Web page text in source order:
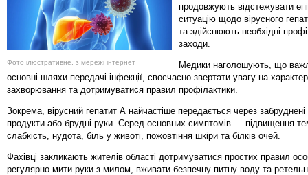
Фото ілюстративне, з мережі інтернет
продовжують відстежувати
ситуацію щодо вірусного
та здійснюють необхідні
заходи.
Медики наголошують, що
основні шляхи передачі інфекції, своєчасно звертати увагу на
захворювання та дотримуватися правил профілактики.
Зокрема, вірусний гепатит А найчастіше передається через забруднені
продукти або брудні руки. Серед основних симптомів — підвищення
слабкість, нудота, біль у животі, пожовтіння шкіри та білків очей.
Фахівці закликають жителів області дотримуватися простих правил
регулярно мити руки з милом, вживати безпечну питну воду та